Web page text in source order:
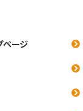
ページ